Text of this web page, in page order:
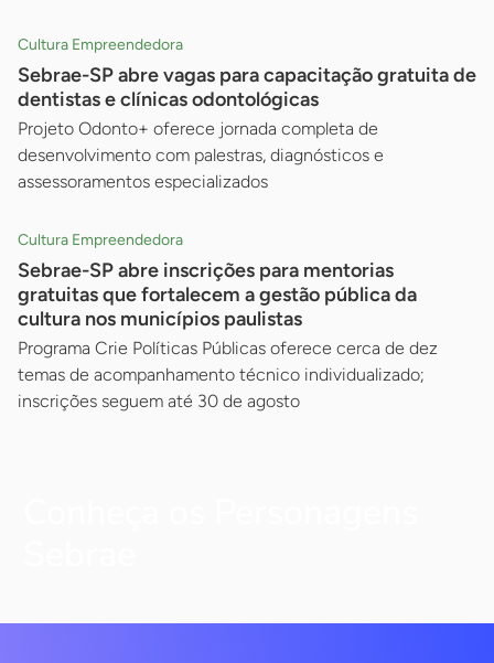
Cultura Empreendedora
Sebrae-SP abre vagas para capacitação gratuita de
dentistas e clínicas odontológicas
Projeto Odonto+ oferece jornada completa de
desenvolvimento com palestras, diagnósticos e
assessoramentos especializados
Cultura Empreendedora
Sebrae-SP abre inscrições para mentorias
gratuitas que fortalecem a gestão pública da
cultura nos municípios paulistas
Programa Crie Políticas Públicas oferece cerca de dez
temas de acompanhamento técnico individualizado;
inscrições seguem até 30 de agosto